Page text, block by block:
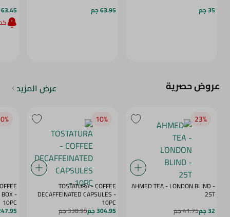
35 جم
63.95 جم
63.45 جم
عروض حصرية عرض المزيد
23‎%‎
AHMED TEA - LONDON BLIND -
25T
32 جم
41.75 جم
10‎%‎
TOSTATURA - COFFEE
DECAFFEINATED CAPSULES -
10PC
304.95 جم 338.95 جم
-
10PC
247.95